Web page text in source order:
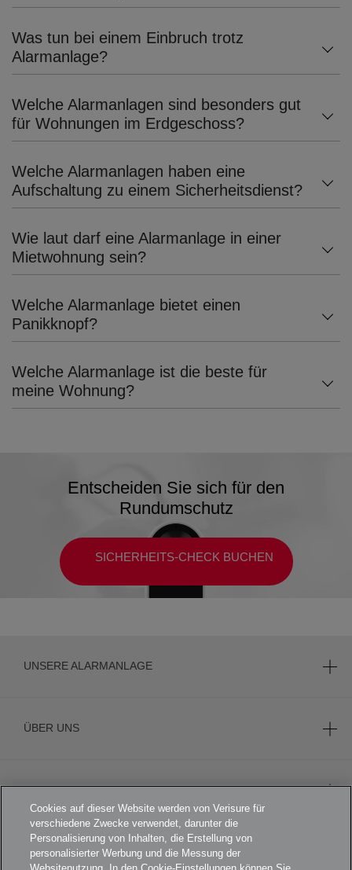
Was tun bei einem Einbruch trotz
Alarmanlage?
Welche Alarmanlagen sind besonders gut
für Wohnungen im Erdgeschoss?
Welche Alarmanlagen haben eine
Aufschaltung zu einem Sicherheitsdienst?
Wie laut darf eine Alarmanlage in einer
Mietwohnung sein?
Welche Alarmanlage bietet einen
Panikknopf?
Welche Alarmanlage ist die beste für
meine Wohnung?
Entscheiden Sie sich für den
Rundumschutz
SICHERHEITS-CHECK BUCHEN
UNSERE ALARMANLAGE
ÜBER UNS
KARRIERE
FOOTER AGB
Cookies auf dieser Website werden von Verisure für
verschiedene Zwecke verwendet, darunter die
Personalisierung von Inhalten, die Erstellung von
personalisierter Werbung und die Messung der